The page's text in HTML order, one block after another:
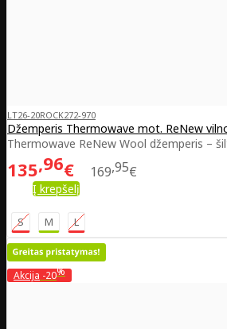
LT26-20ROCK272-970
Džemperis Thermowave mot. ReNew
Thermowave ReNew Wool džemperis –
135 96€ 169 95€
Į krepšelį
S M L
Akcija -20%